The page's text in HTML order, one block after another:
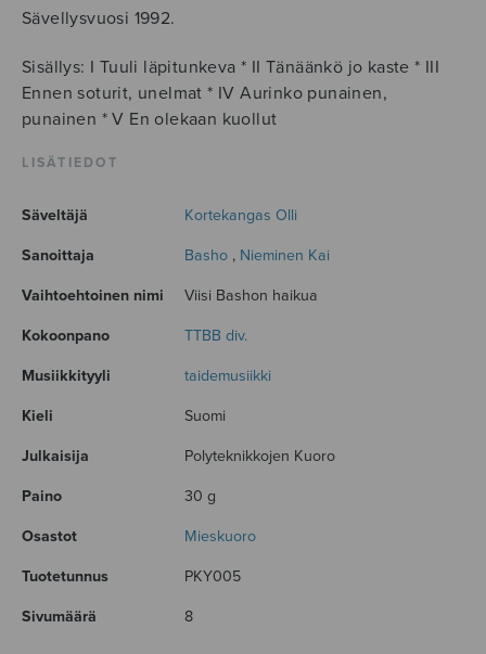
Sävellysvuosi 1992.
Sisällys: I Tuuli läpitunkeva * II Tänäänkö jo kaste * III
Ennen soturit, unelmat * IV Aurinko punainen,
punainen * V En olekaan kuollut
LISÄTIEDOT
Säveltäjä Kortekangas Olli
Sanoittaja Basho , Nieminen Kai
Vaihtoehtoinen nimi Viisi Bashon haikua
Kokoonpano TTBB div.
Musiikkityyli taidemusiikki
Kieli Suomi
Julkaisija Polyteknikkojen Kuoro
Paino 30 g
Osastot Mieskuoro
Tuotetunnus PKY005
Sivumäärä 8